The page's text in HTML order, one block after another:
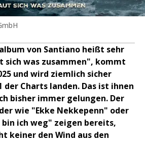
von Santiano heißt sehr
sich was zusammen", kommt
und wird ziemlich sicher
Charts landen. Das ist ihnen
bisher immer gelungen. Der
wie "Ekke Nekkepenn" oder
bin ich weg" zeigen bereits,
keiner den Wind aus den